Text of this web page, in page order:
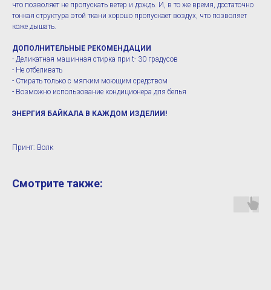
что позволяет не пропускать ветер и дождь. И, в то же время, достаточно
тонкая структура этой ткани хорошо пропускает воздух, что позволяет
коже дышать.
ДОПОЛНИТЕЛЬНЫЕ РЕКОМЕНДАЦИИ
- Деликатная машинная стирка при t- 30 градусов
- Не отбеливать
- Стирать только с мягким моющим средством
- Возможно использование кондиционера для белья
ЭНЕРГИЯ БАЙКАЛА В КАЖДОМ ИЗДЕЛИИ!
Принт: Волк
Смотрите также: